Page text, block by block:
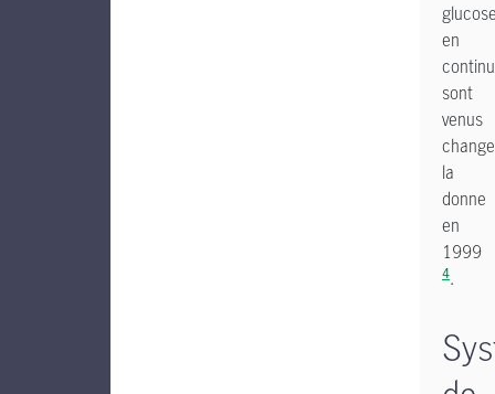
en
continu
sont
venus
la
donne
en
1999
4.